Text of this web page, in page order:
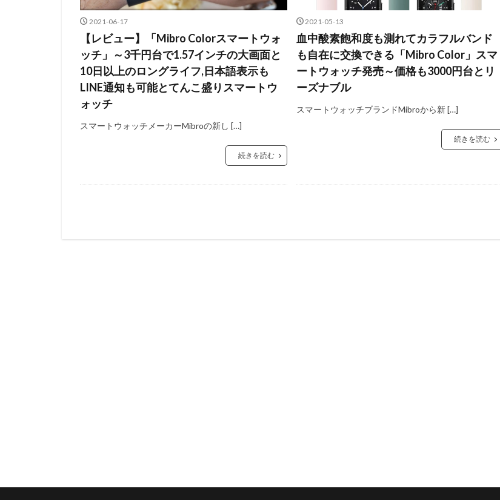
2021-06-17
【レビュー】「Mibro Colorスマートウォ
ッチ」～3千円台で1.57インチの大画面と
10日以上のロングライフ,日本語表示も
LINE通知も可能とてんこ盛りスマートウ
ォッチ
スマートウォッチメーカーMibroの新し […]
続きを読む
2021-05-13
血中酸素飽和度も測れてカラフルバンド
も自在に交換できる「Mibro Color」スマ
ートウォッチ発売～価格も3000円台とリ
ーズナブル
スマートウォッチブランドMibroから新 […]
続きを読む